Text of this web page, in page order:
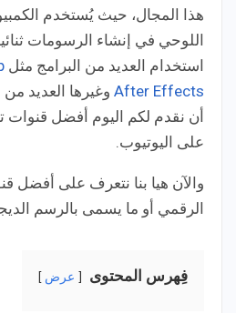
هذا المجال، حيث يُستخدم
اللوحي في إنشاء الرسومات ثنائية
استخدام العديد من البرامج مثل
After Effects وغيرها العديد
على اليوتيوب.
والآن هيا بنا نتعرف على أفضل
الرقمي أو ما يسمى بالرسم
فِهرس المحتوى عرض